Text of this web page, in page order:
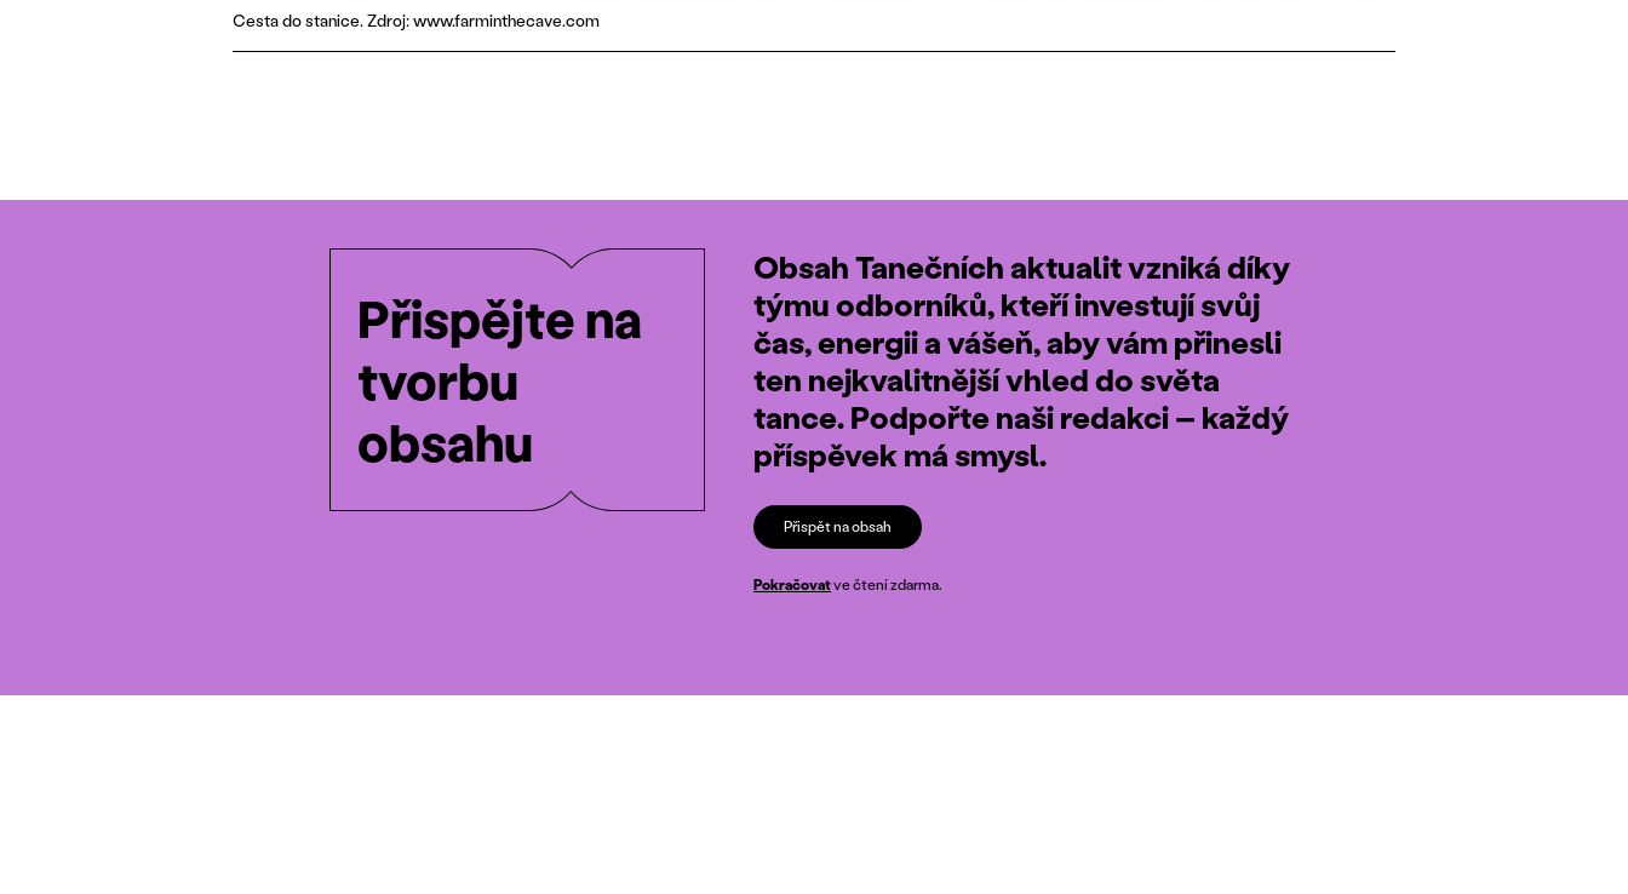
Cesta do stanice. Zdroj: www.farminthecave.com
Přispějte na
tvorbu
obsahu
Obsah Tanečních aktualit vzniká díky
týmu odborníků, kteří investují svůj
čas, energii a vášeň, aby vám přinesli
ten nejkvalitnější vhled do světa
tance. Podpořte naši redakci – každý
příspěvek má smysl.
Přispět na obsah
Pokračovatve čtení zdarma.